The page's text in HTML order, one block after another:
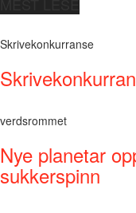
Skrivekonkurranse
verdsrommet
Nye planetar
sukkerspinn